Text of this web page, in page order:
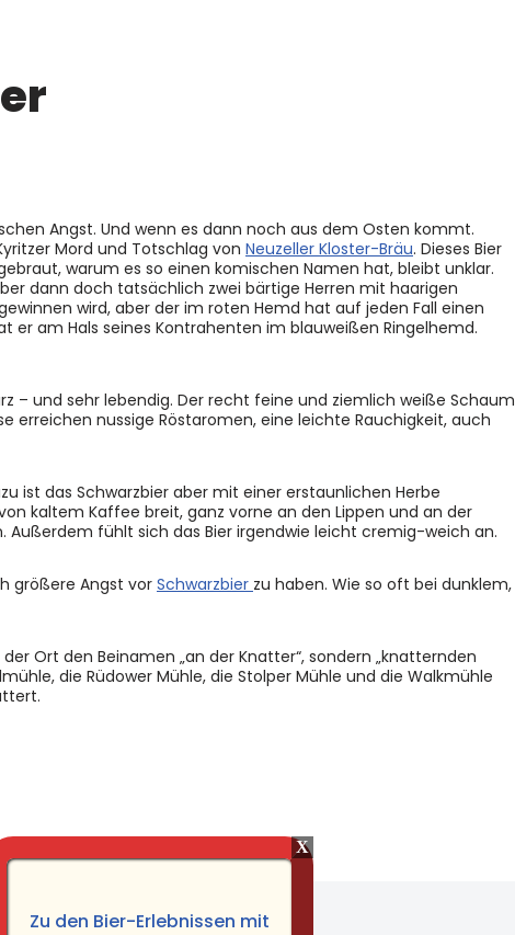
Angst. Und wenn es dann noch aus dem Osten kommt.
Mord und Totschlag von Neuzeller Kloster-Bräu. Dieses Bier
warum es so einen komischen Namen hat, bleibt unklar.
dann doch tatsächlich zwei bärtige Herren mit haarigen
wird, aber der im roten Hemd hat auf jeden Fall einen
er am Hals seines Kontrahenten im blauweißen Ringelhemd.
– und sehr lebendig. Der recht feine und ziemlich weiße Schaum
erreichen nussige Röstaromen, eine leichte Rauchigkeit, auch
ist das Schwarzbier aber mit einer erstaunlichen Herbe
kaltem Kaffee breit, ganz vorne an den Lippen und an der
fühlt sich das Bier irgendwie leicht cremig-weich an.
größere Angst vor Schwarzbier zu haben. Wie so oft bei dunklem,
Ort den Beinamen „an der Knatter“, sondern „knatternden
die Rüdower Mühle, die Stolper Mühle und die Walkmühle
Zu den Bier-Erlebnissen mit